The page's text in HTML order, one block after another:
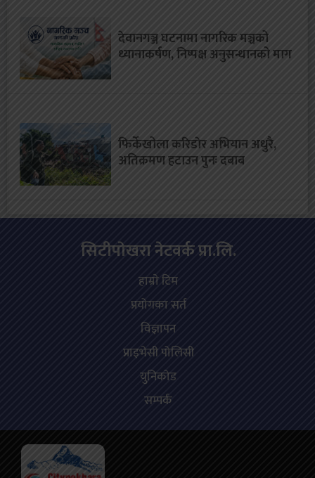
देवानगञ्ज घटनामा नागरिक मञ्चको
ध्यानाकर्षण, निष्पक्ष अनुसन्धानको माग
फिर्केखोला करिडाेर अभियान अधुरै,
अतिक्रमण हटाउन पुनः दबाब
सिटीपाेखरा नेटवर्क प्रा.लि.
हाम्राे टिम
प्रयोगका सर्त
विज्ञापन
प्राइभेसी पोलिसी
युनिकोड
सम्पर्क